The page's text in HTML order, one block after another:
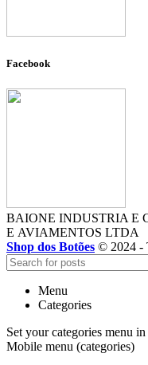
Facebook
BAIONE INDUSTRIA E
E AVIAMENTOS LTDA
Shop dos Botões © 2024 -
Menu
Categories
Set your categories menu
Mobile menu (categories)